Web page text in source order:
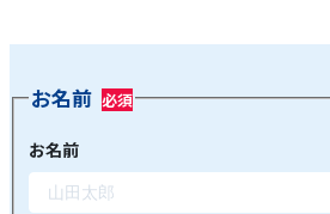
お名前
お名前